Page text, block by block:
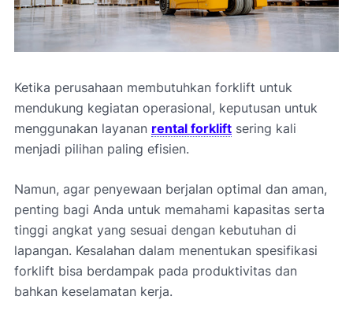
Ketika perusahaan membutuhkan forklift untuk
mendukung kegiatan operasional, keputusan untuk
menggunakan layanan rental forklift sering kali
menjadi pilihan paling efisien.
Namun, agar penyewaan berjalan optimal dan aman,
penting bagi Anda untuk memahami kapasitas serta
tinggi angkat yang sesuai dengan kebutuhan di
lapangan. Kesalahan dalam menentukan spesifikasi
forklift bisa berdampak pada produktivitas dan
bahkan keselamatan kerja.